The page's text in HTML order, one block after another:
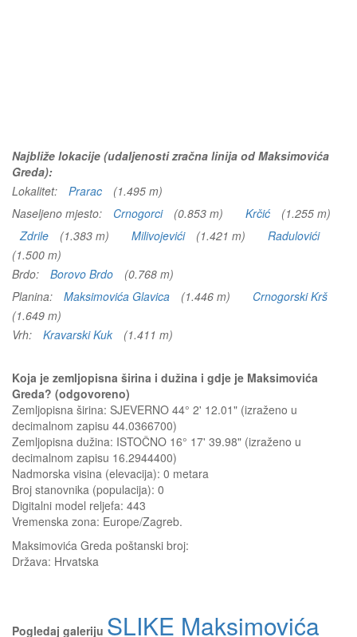
Najbliže lokacije (udaljenosti zračna linija od Maksimovića
Greda):
Lokalitet:
Prarac
(1.495 m)
Naseljeno mjesto:
Crnogorci (0.853 m) Krčić
(1.255 m)
Zdrile
(1.383 m) Milivojevići (1.421 m)
Radulovići
(1.500 m)
Brdo:
Borovo Brdo
(0.768 m)
Planina:
Maksimovića Glavica (1.446 m)
Crnogorski Krš
(1.649 m)
Vrh:
Kravarski Kuk (1.411 m)
Koja je zemljopisna širina i dužina i gdje je Maksimovića
Greda? (odgovoreno)
Zemljopisna širina: SJEVERNO 44° 2' 12.01" (izraženo u
decimalnom zapisu 44.0366700)
Zemljopisna dužina: ISTOČNO 16° 17' 39.98" (izraženo u
decimalnom zapisu 16.2944400)
Nadmorska visina (elevacija): 0 metara
Broj stanovnika (populacija): 0
Digitalni model reljefa: 443
Vremenska zona: Europe/Zagreb.
Maksimovića Greda poštanski broj:
Država: Hrvatska
Pogledaj galeriju SLIKE Maksimovića